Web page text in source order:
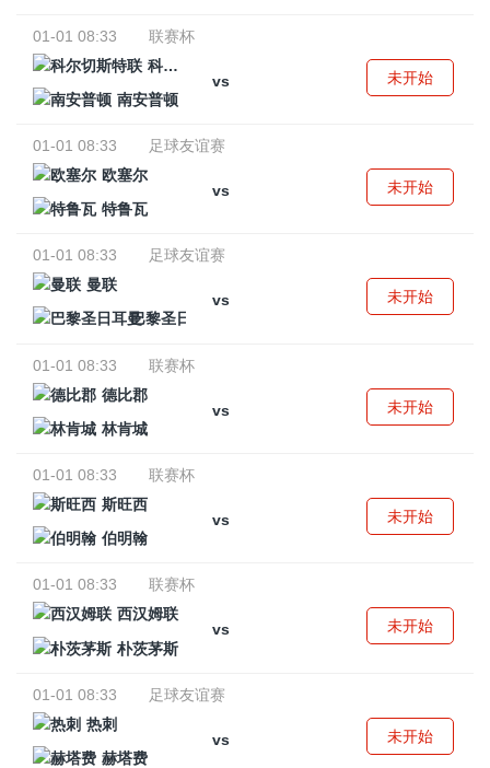
01-01 08:33
联赛杯
科尔切斯特联
vs
南安普顿
未开始
01-01 08:33
足球友谊赛
欧塞尔
vs
特鲁瓦
未开始
01-01 08:33
足球友谊赛
曼联
vs
巴黎圣日耳曼
未开始
01-01 08:33
联赛杯
德比郡
vs
林肯城
未开始
01-01 08:33
联赛杯
斯旺西
vs
伯明翰
未开始
01-01 08:33
联赛杯
西汉姆联
vs
朴茨茅斯
未开始
01-01 08:33
足球友谊赛
热刺
vs
赫塔费
未开始